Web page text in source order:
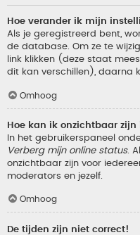
Hoe verander ik mijn
Als je geregistreerd bent,
de database. Om ze te
link klikken (deze staat
dit kan verschillen), daarna
Omhoog
Hoe kan ik onzichtbaar
In het gebruikerspaneel
Verberg mijn online status.
onzichtbaar zijn voor
moderators en jezelf.
Omhoog
De tijden zijn niet correct!